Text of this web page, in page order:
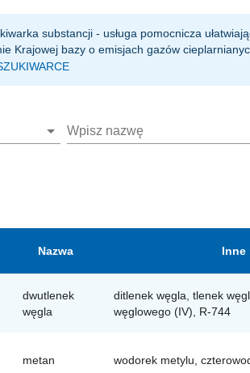
substancji - usługa pomocnicza
Krajowej bazy o emisjach gazów
Wpisz nazwę
Nazwa Inne
dwutlenek
węgla
ditlenek węgla, tlenek
węglowego (IV), R-744
metan wodorek metylu,